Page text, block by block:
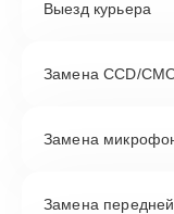
Выезд курьера
Замена CCD/
Замена
Замена